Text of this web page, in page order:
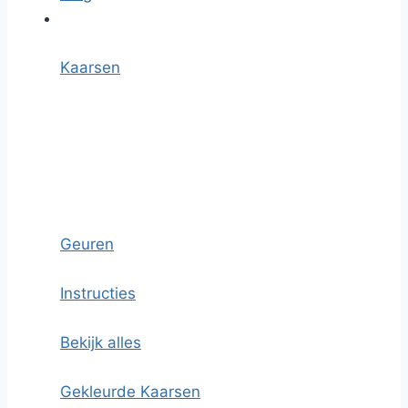
Kaarsen
Geuren
Instructies
Bekijk alles
Gekleurde Kaarsen